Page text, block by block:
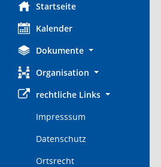
Startseite
Kalender
Dokumente
Organisation
rechtliche Links
Impresssum
Datenschutz
Ortsrecht